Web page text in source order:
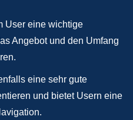
User eine wichtige
Angebot und den Umfang
eine sehr gute
und bietet Usern eine